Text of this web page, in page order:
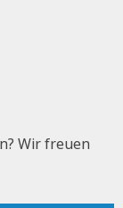
Wir freuen